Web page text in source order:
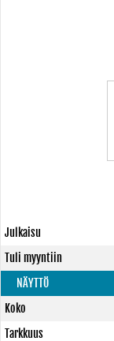
Julkaisu
Tuli myyntiin
NÄYTTÖ
Koko
Tarkkuus